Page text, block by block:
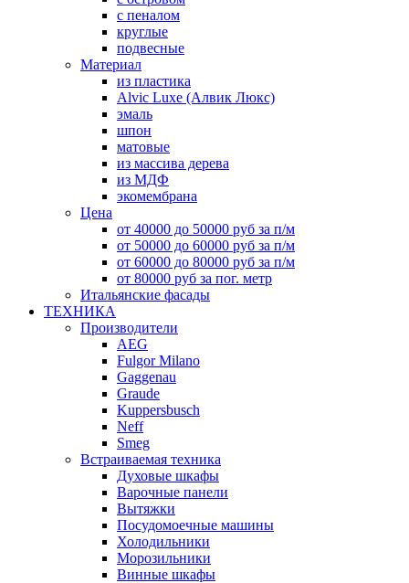
с пеналом
круглые
подвесные
Материал
из пластика
Alvic Luxe (Алвик Люкс)
эмаль
шпон
матовые
из массива дерева
из МДФ
экомембрана
Цена
от 40000 до 50000 руб за п/м
от 50000 до 60000 руб за п/м
от 60000 до 80000 руб за п/м
от 80000 руб за пог. метр
Итальянские фасады
ТЕХНИКА
Производители
AEG
Fulgor Milano
Gaggenau
Graude
Kuppersbusch
Neff
Smeg
Встраиваемая техника
Духовые шкафы
Варочные панели
Вытяжки
Посудомоечные машины
Холодильники
Морозильники
Винные шкафы